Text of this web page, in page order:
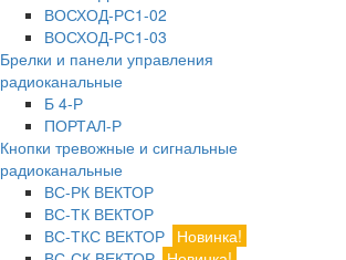
ВОСХОД-РС1-02
ВОСХОД-РС1-03
Брелки и панели управления
радиоканальные
Б 4-Р
ПОРТАЛ-Р
Кнопки тревожные и сигнальные
радиоканальные
ВС-РК ВЕКТОР
ВС-ТК ВЕКТОР
ВС-ТКС ВЕКТОР Новинка!